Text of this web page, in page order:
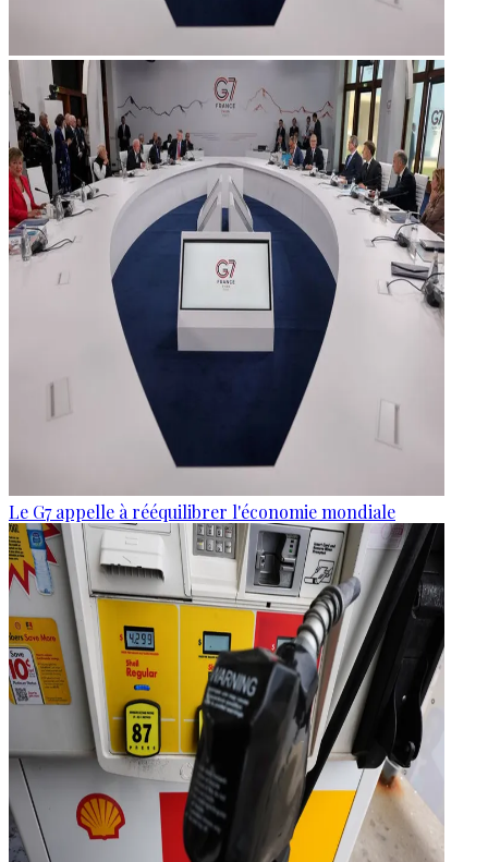
Le G7 appelle à rééquilibrer l'économie mondiale